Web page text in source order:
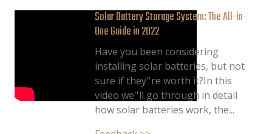
Solar Battery Storage System: The All-in-
One Guide in 2022
Have you been considering
installing solar batteries, but not
sure if they''re worth it?In this
video we''ll go through in detail
how solar batteries work, the...